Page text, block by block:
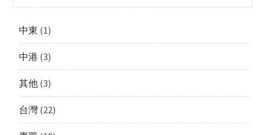
中東 (1)
中港 (3)
其他(3)
台灣(22)